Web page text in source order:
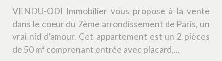
VENDU-ODI Immobilier vous propose à la vente
dans le coeur du 7ème arrondissement de Paris, un
vrai nid d'amour. Cet appartement est un 2 pièces
de 50 m² comprenant entrée avec placard,...